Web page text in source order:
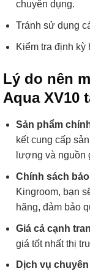
chuyên dụng.
Tránh sử dụng
Kiểm tra định
Lý do nên
Aqua XV10
Sản phẩm
kết cung cấp
lượng và nguồn
Chính sách
Kingroom, bạn
hãng, đảm bảo
Giá cả cạnh
giá tốt nhất thị
Dịch vụ